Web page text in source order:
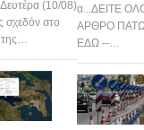
(10/08)
σχεδόν στο
της…
α...ΔΕΙΤΕ
ΑΡΘΡΟ
ΕΔΩ --…